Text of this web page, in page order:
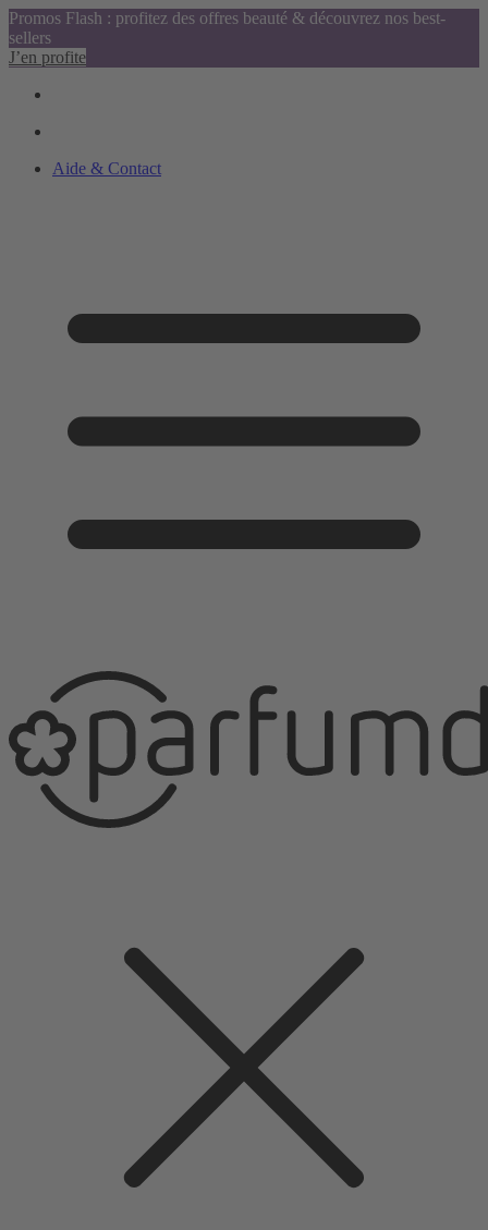
Promos Flash : profitez des offres beauté & découvrez nos best-
sellers
J’en profite
Aide & Contact